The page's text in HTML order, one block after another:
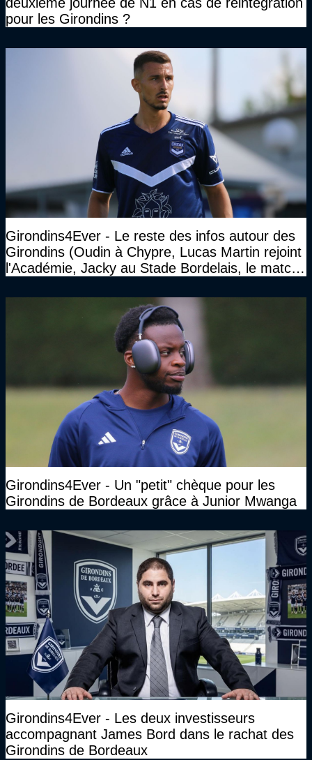
deuxième journée de N1 en cas de réintégration
pour les Girondins ?
Girondins4Ever - Le reste des infos autour des
Girondins (Oudin à Chypre, Lucas Martin rejoint
l'Académie, Jacky au Stade Bordelais, le match
Girondins4Ever - Un "petit" chèque pour les
Girondins de Bordeaux grâce à Junior Mwanga
Girondins4Ever - Les deux investisseurs
accompagnant James Bord dans le rachat des
Girondins de Bordeaux